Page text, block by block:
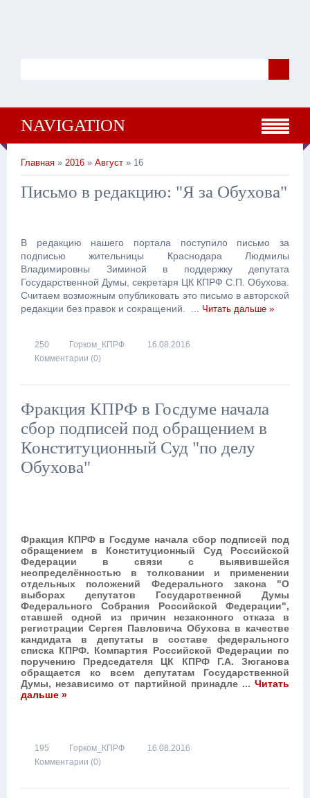
NAVIGATION
Главная » 2016 » Август » 16
Письмо в редакцию: "Я за Обухова"
В редакцию нашего портала поступило письмо за
подписью жительницы Краснодара Людмилы
Владимировны Зиминой в поддержку депутата
Государственной Думы, секретаря ЦК КПРФ С.П. Обухова.
Считаем возможным опубликовать это письмо в авторской
редакции без правок и сокращений.
... Читать дальше »
250 Горком_КПРФ
16.08.2016
Комментарии (0)
Фракция КПРФ в Госдуме начала
сбор подписей под обращением в
Конституционный Суд "по делу
Обухова"
Фракция КПРФ в Госдуме начала сбор подписей под
обращением в Конституционный Суд Российской
Федерации в связи с выявившейся
неопределённостью в толковании и применении
отдельных положений Федерального закона "О
выборах депутатов Государственной Думы
Федерального Собрания Российской Федерации",
ставшей одной из причин незаконного отказа в
регистрации Сергея Павловича Обухова в качестве
кандидата в депутаты в составе федерального
списка КПРФ. Компартия Российской Федерации по
поручению Председателя ЦК КПРФ Г.А. Зюганова
обращается ко всем депутатам Государственной
Думы, независимо от партийной принадле ...Читать
дальше »
195 Горком_КПРФ
16.08.2016
Комментарии (0)